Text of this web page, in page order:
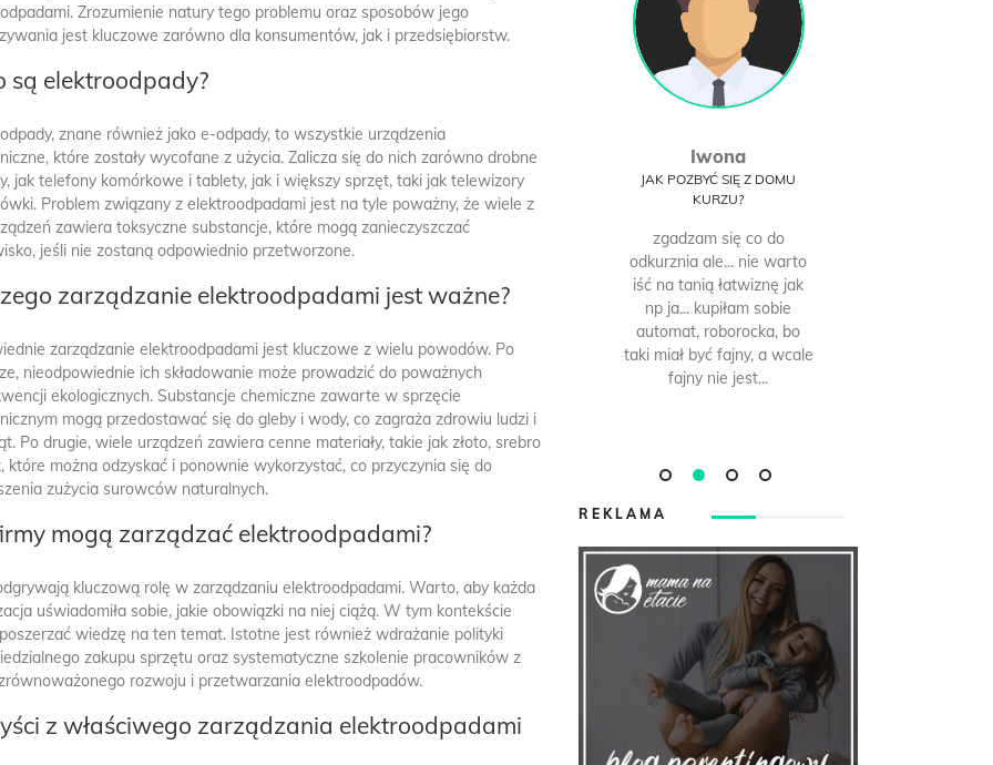
Zrozumienie natury tego problemu oraz sposobów jego
jest kluczowe zarówno dla konsumentów, jak i przedsiębiorstw.
są elektroodpady?
znane również jako e-odpady, to wszystkie urządzenia
które zostały wycofane z użycia. Zalicza się do nich zarówno drobne
jak telefony komórkowe i tablety, jak i większy sprzęt, taki jak telewizory
Problem związany z elektroodpadami jest na tyle poważny, że wiele z
zawiera toksyczne substancje, które mogą zanieczyszczać
jeśli nie zostaną odpowiednio przetworzone.
zarządzanie elektroodpadami jest ważne?
zarządzanie elektroodpadami jest kluczowe z wielu powodów. Po
nieodpowiednie ich składowanie może prowadzić do poważnych
ekologicznych. Substancje chemiczne zawarte w sprzęcie
mogą przedostawać się do gleby i wody, co zagraża zdrowiu ludzi i
Po drugie, wiele urządzeń zawiera cenne materiały, takie jak złoto, srebro
które można odzyskać i ponownie wykorzystać, co przyczynia się do
zużycia surowców naturalnych.
mogą zarządzać elektroodpadami?
kluczową rolę w zarządzaniu elektroodpadami. Warto, aby każda
uświadomiła sobie, jakie obowiązki na niej ciążą. W tym kontekście
wiedzę na ten temat. Istotne jest również wdrażanie polityki
zakupu sprzętu oraz systematyczne szkolenie pracowników z
rozwoju i przetwarzania elektroodpadów.
z właściwego zarządzania elektroodpadami
izabela
KIM JEST DOBRY PREZENTER
RADIOWY?
marzę o takiej pracy
mama
JAK URZĄDZIĆ KLASĘ
SZKOLNĄ, TAK ABY
SPRZYJAŁA NAUCE?
fajnie byłoby taką tablicę
tylko do domu.
Iwona
JAK POZBYĆ SIĘ Z DOMU
KURZU?
zgadzam się co do
odkurznia ale... nie warto
iść na tanią łatwiznę jak
np ja... kupiłam sobie
automat, roborocka, bo
taki miał być fajny, a wcale
fajny nie jest...
REKLAMA